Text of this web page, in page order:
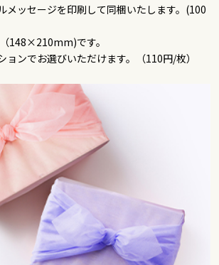
メッセージを印刷して同梱いたします。(100
148×210mm)です。
ョンでお選びいただけます。（110円/枚）